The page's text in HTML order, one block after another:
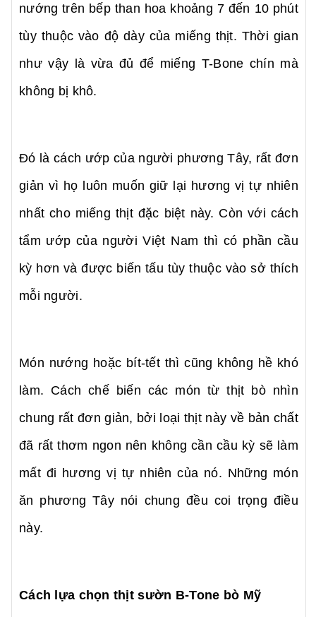
nướng trên bếp than hoa khoảng 7 đến 10 phút
tùy thuộc vào độ dày của miếng thịt. Thời gian
như vậy là vừa đủ để miếng T-Bone chín mà
không bị khô.
Đó là cách ướp của người phương Tây, rất đơn
giản vì họ luôn muốn giữ lại hương vị tự nhiên
nhất cho miếng thịt đặc biệt này. Còn với cách
tẩm ướp của người Việt Nam thì có phần cầu
kỳ hơn và được biến tấu tùy thuộc vào sở thích
mỗi người.
Món nướng hoặc bít-tết thì cũng không hề khó
làm. Cách chế biến các món từ thịt bò nhìn
chung rất đơn giản, bởi loại thịt này về bản chất
đã rất thơm ngon nên không cần cầu kỳ sẽ làm
mất đi hương vị tự nhiên của nó. Những món
ăn phương Tây nói chung đều coi trọng điều
này.
Cách lựa chọn thịt sườn B-Tone bò Mỹ